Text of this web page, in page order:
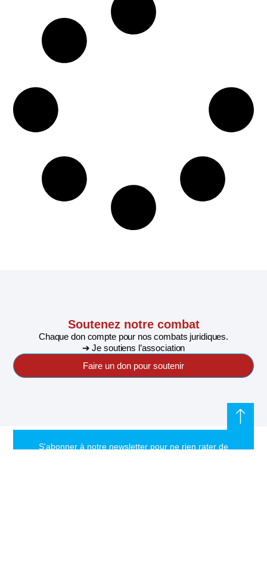
Soutenez notre combat
Chaque don compte pour nos combats juridiques.
➔ Je soutiens l’association
Faire un don pour soutenir
S'abonner à notre newsletter pour ne rien rater de